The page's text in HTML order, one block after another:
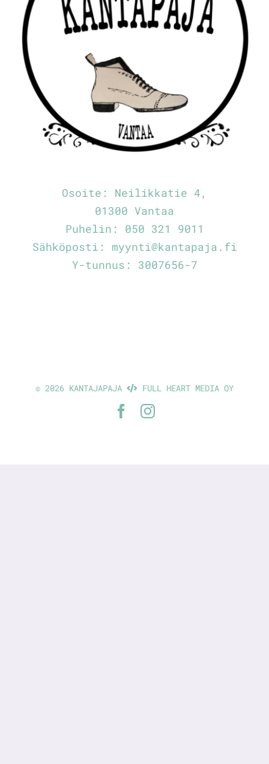
Osoite: Neilikkatie 4,
01300 Vantaa
Puhelin: 050 321 9011
Sähköposti: myynti@kantapaja.fi
Y-tunnus: 3007656-7
© 2026 KANTAJAPAJA FULL HEART MEDIA OY
Facebook
Instagram